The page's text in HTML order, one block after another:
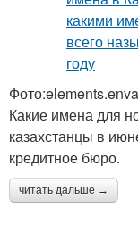
Какие имена для
казахстанцы в
кредитное бюро.
читать дальше →